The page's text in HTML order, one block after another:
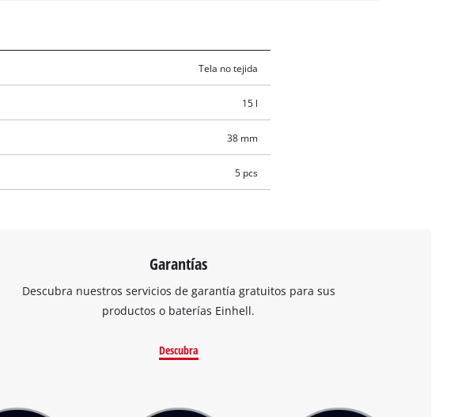
Tela no tejida
15 l
38 mm
5 pcs
Garantías
Descubra nuestros servicios de garantía gratuitos para sus
productos o baterías Einhell.
Descubra